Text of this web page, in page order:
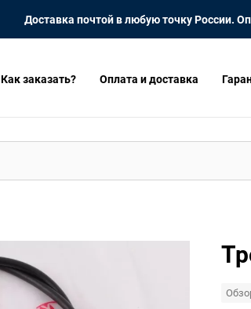
Доставка почтой в любую точку России.
Как заказать? Оплата и доставка